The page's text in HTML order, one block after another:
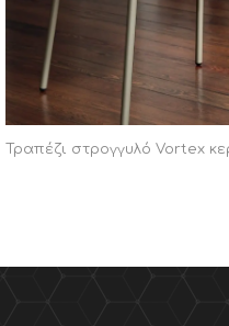
Τραπέζι στρογγυλό Vortex